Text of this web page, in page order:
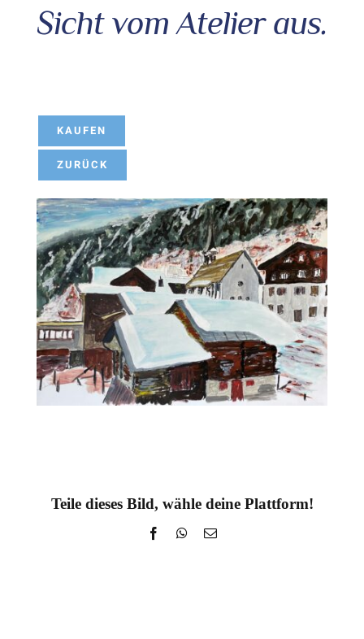
Sicht vom Atelier aus.
KAUFEN
ZURÜCK
Teile dieses Bild, wähle deine Plattform!
FacebookWhatsApp
E-